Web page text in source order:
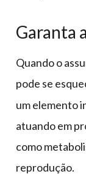
Garanta
Quando o
pode se
um elemento
atuando em
como
reprodução.